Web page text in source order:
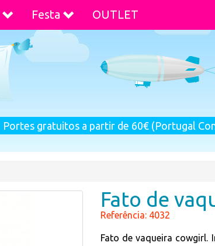
Festa OUTLET
Portes gratuitos a partir de 60€ (Portugal
Fato de
Referência: 4032
Fato de vaqueira cowgirl.